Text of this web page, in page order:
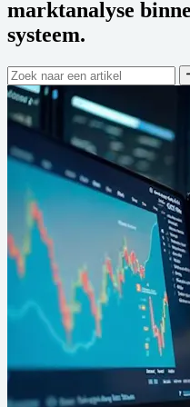
marktanalyse
systeem.